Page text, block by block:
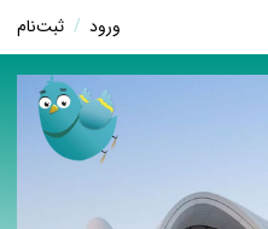
ورود / ثبت‌نام